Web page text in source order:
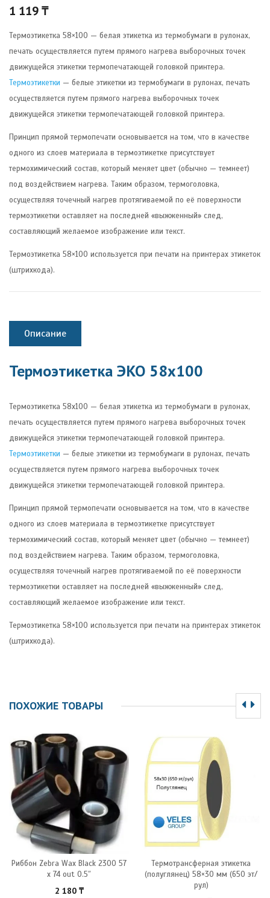
1 119₸
Термоэтикетка 58×100 — белая этикетка из термобумаги в рулонах,
печать осуществляется путем прямого нагрева выборочных точек
движущейся этикетки термопечатающей головкой принтера.
Термоэтикетки — белые этикетки из термобумаги в рулонах, печать
осуществляется путем прямого нагрева выборочных точек
движущейся этикетки термопечатающей головкой принтера.
Принцип прямой термопечати основывается на том, что в качестве
одного из слоев материала в термоэтикетке присутствует
термохимический состав, который меняет цвет (обычно — темнеет)
под воздействием нагрева. Таким образом, термоголовка,
осуществляя точечный нагрев протягиваемой по её поверхности
термоэтикетки оставляет на последней «выжженный» след,
составляющий желаемое изображение или текст.
Термоэтикетка 58×100 используется при печати на принтерах этикеток
(штрихкода).
Описание
Термоэтикетка ЭКО 58х100
Термоэтикетка 58х100 — белая этикетка из термобумаги в рулонах,
печать осуществляется путем прямого нагрева выборочных точек
движущейся этикетки термопечатающей головкой принтера.
Термоэтикетки — белые этикетки из термобумаги в рулонах, печать
осуществляется путем прямого нагрева выборочных точек
движущейся этикетки термопечатающей головкой принтера.
Принцип прямой термопечати основывается на том, что в качестве
одного из слоев материала в термоэтикетке присутствует
термохимический состав, который меняет цвет (обычно — темнеет)
под воздействием нагрева. Таким образом, термоголовка,
осуществляя точечный нагрев протягиваемой по её поверхности
термоэтикетки оставляет на последней «выжженный» след,
составляющий желаемое изображение или текст.
Термоэтикетка 58×100 используется при печати на принтерах этикеток
(штрихкода).
ПОХОЖИЕ ТОВАРЫ
Риббон Zebra Wax Black 2300 57
x 74 out 0.5″
2 180 ₸
Термотрансферная этикетка
(полуглянец) 58×30 мм (650 эт/
рул)